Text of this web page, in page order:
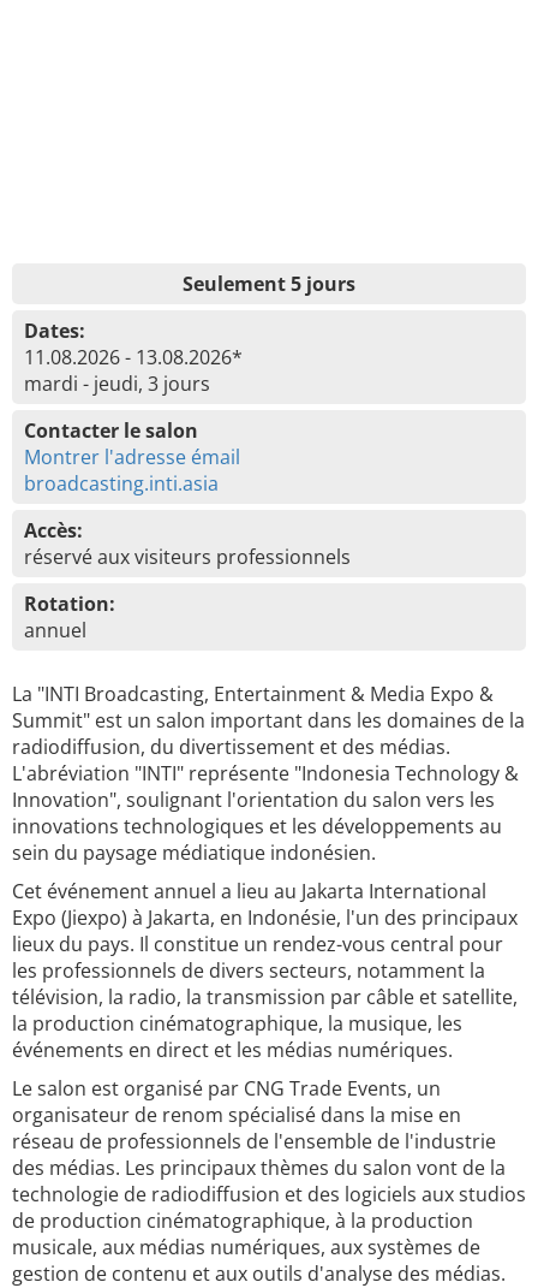
Seulement 5 jours
Dates:
11.08.2026 - 13.08.2026*
mardi - jeudi, 3 jours
Contacter le salon
Montrer l'adresse émail
broadcasting.inti.asia
Accès:
réservé aux visiteurs professionnels
Rotation:
annuel
La "INTI Broadcasting, Entertainment & Media Expo &
Summit" est un salon important dans les domaines de la
radiodiffusion, du divertissement et des médias.
L'abréviation "INTI" représente "Indonesia Technology &
Innovation", soulignant l'orientation du salon vers les
innovations technologiques et les développements au
sein du paysage médiatique indonésien.
Cet événement annuel a lieu au Jakarta International
Expo (Jiexpo) à Jakarta, en Indonésie, l'un des principaux
lieux du pays. Il constitue un rendez-vous central pour
les professionnels de divers secteurs, notamment la
télévision, la radio, la transmission par câble et satellite,
la production cinématographique, la musique, les
événements en direct et les médias numériques.
Le salon est organisé par CNG Trade Events, un
organisateur de renom spécialisé dans la mise en
réseau de professionnels de l'ensemble de l'industrie
des médias. Les principaux thèmes du salon vont de la
technologie de radiodiffusion et des logiciels aux studios
de production cinématographique, à la production
musicale, aux médias numériques, aux systèmes de
gestion de contenu et aux outils d'analyse des médias.